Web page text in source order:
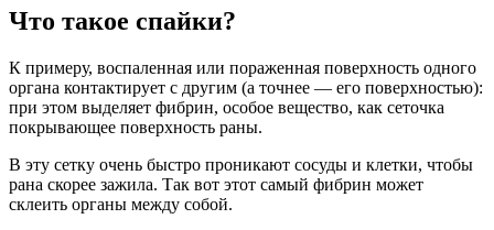
Что такое спайки?
К примеру, воспаленная или пораженная поверхность одного
органа контактирует с другим (а точнее — его поверхностью):
при этом выделяет фибрин, особое вещество, как сеточка
покрывающее поверхность раны.
В эту сетку очень быстро проникают сосуды и клетки, чтобы
рана скорее зажила. Так вот этот самый фибрин может
склеить органы между собой.